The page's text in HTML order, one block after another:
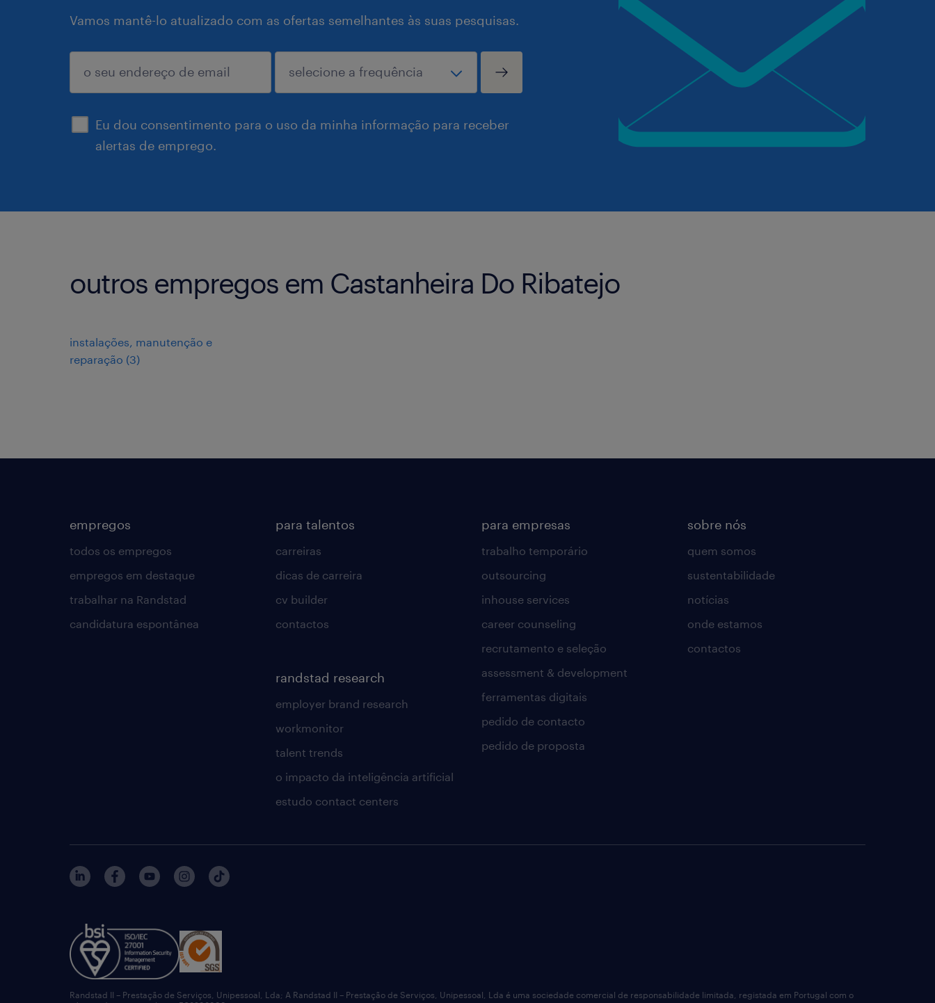
Vamos mantê-lo atualizado com as ofertas semelhantes às suas pesquisas.
Eu dou consentimento para o uso da minha informação para receber
alertas de emprego.
enviar
outros empregos em Castanheira Do Ribatejo
instalações, manutenção e
reparação (3)
empregos
todos os empregos
empregos em destaque
trabalhar na Randstad
candidatura espontânea
para talentos
carreiras
dicas de carreira
cv builder
contactos
randstad research
employer brand research
workmonitor
talent trends
o impacto da inteligência artificial
estudo contact centers
para empresas
trabalho temporário
outsourcing
inhouse services
career counseling
recrutamento e seleção
assessment & development
ferramentas digitais
pedido de contacto
pedido de proposta
sobre nós
quem somos
sustentabilidade
notícias
onde estamos
contactos
Randstad II – Prestação de Serviços, Unipessoal, Lda; A Randstad II – Prestação de Serviços, Unipessoal, Lda é uma sociedade comercial de responsabilidade limitada, registada em Portugal com o